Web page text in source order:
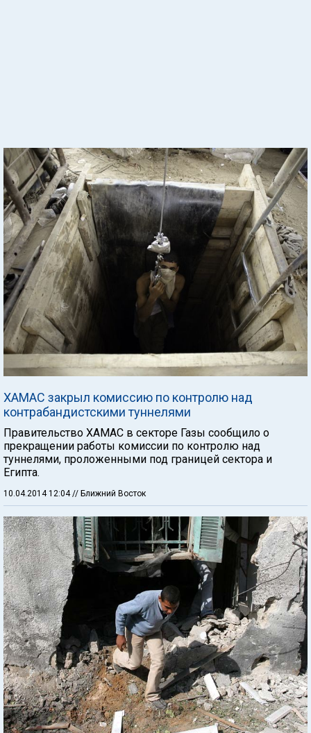
ХАМАС закрыл комиссию по контролю над
контрабандистскими туннелями
Правительство ХАМАС в секторе Газы сообщило о
прекращении работы комиссии по контролю над
туннелями, проложенными под границей сектора и
Египта.
10.04.2014 12:04 // Ближний Восток